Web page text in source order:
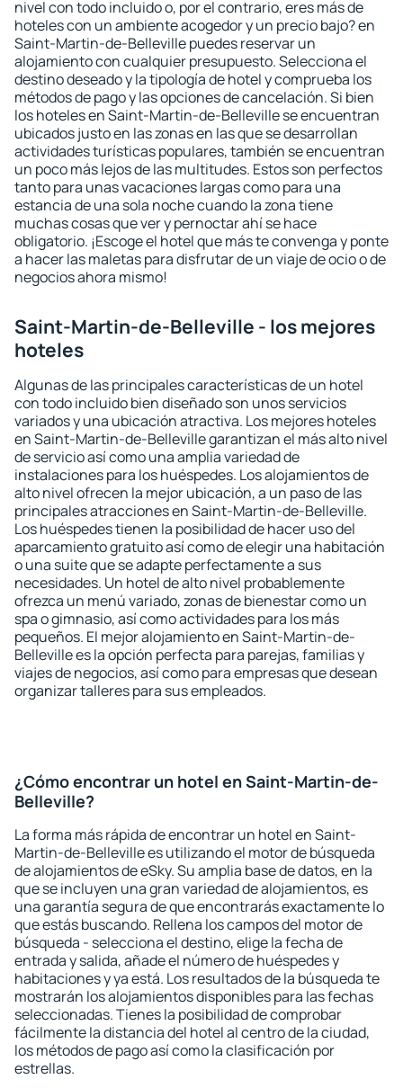
nivel con todo incluido o, por el contrario, eres más de
hoteles con un ambiente acogedor y un precio bajo? en
Saint-Martin-de-Belleville puedes reservar un
alojamiento con cualquier presupuesto. Selecciona el
destino deseado y la tipología de hotel y comprueba los
métodos de pago y las opciones de cancelación. Si bien
los hoteles en Saint-Martin-de-Belleville se encuentran
ubicados justo en las zonas en las que se desarrollan
actividades turísticas populares, también se encuentran
un poco más lejos de las multitudes. Estos son perfectos
tanto para unas vacaciones largas como para una
estancia de una sola noche cuando la zona tiene
muchas cosas que ver y pernoctar ahí se hace
obligatorio. ¡Escoge el hotel que más te convenga y ponte
a hacer las maletas para disfrutar de un viaje de ocio o de
negocios ahora mismo!
Saint-Martin-de-Belleville - los mejores
hoteles
Algunas de las principales características de un hotel
con todo incluido bien diseñado son unos servicios
variados y una ubicación atractiva. Los mejores hoteles
en Saint-Martin-de-Belleville garantizan el más alto nivel
de servicio así como una amplia variedad de
instalaciones para los huéspedes. Los alojamientos de
alto nivel ofrecen la mejor ubicación, a un paso de las
principales atracciones en Saint-Martin-de-Belleville.
Los huéspedes tienen la posibilidad de hacer uso del
aparcamiento gratuito así como de elegir una habitación
o una suite que se adapte perfectamente a sus
necesidades. Un hotel de alto nivel probablemente
ofrezca un menú variado, zonas de bienestar como un
spa o gimnasio, así como actividades para los más
pequeños. El mejor alojamiento en Saint-Martin-de-
Belleville es la opción perfecta para parejas, familias y
viajes de negocios, así como para empresas que desean
organizar talleres para sus empleados.
¿Cómo encontrar un hotel en Saint-Martin-de-
Belleville?
La forma más rápida de encontrar un hotel en Saint-
Martin-de-Belleville es utilizando el motor de búsqueda
de alojamientos de eSky. Su amplia base de datos, en la
que se incluyen una gran variedad de alojamientos, es
una garantía segura de que encontrarás exactamente lo
que estás buscando. Rellena los campos del motor de
búsqueda - selecciona el destino, elige la fecha de
entrada y salida, añade el número de huéspedes y
habitaciones y ya está. Los resultados de la búsqueda te
mostrarán los alojamientos disponibles para las fechas
seleccionadas. Tienes la posibilidad de comprobar
fácilmente la distancia del hotel al centro de la ciudad,
los métodos de pago así como la clasificación por
estrellas.